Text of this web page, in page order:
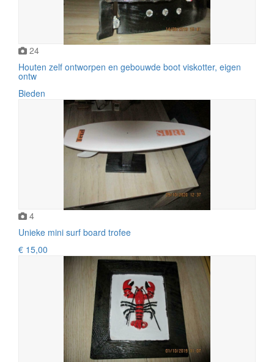
24
Houten zelf ontworpen en gebouwde boot viskotter, eigen
ontw
Bieden
4
Unieke mini surf board trofee
€ 15,00